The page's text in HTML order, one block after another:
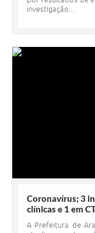
investigação...
Coronavírus; 3
clínicas e 1 em
A Prefeitura de